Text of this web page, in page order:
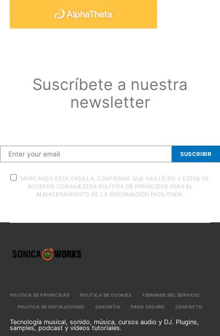
Suscríbete a nuestra
newsletter
SUSCRIBIR
MARCANDO ESTA CASILLA, CONFIRMAS QUE HAS LEÍDO Y ESTAS DE
ACUERDO CON NUESTRA POLÍTICA DE PRIVACIDAD PARA EL
ALMACENAMIENTO DE LA INFORMACIÓN FACILITADA.
POLÍTICA DE PRIVACIDAD POLÍTICA DE COOKIES TÉRMINOS DEL SERVICIO
POLÍTICA DE DEVOLUCIONES GARANTÍA PAGO SEGURO CONTACTO
Tecnología musical, sonido, música, cursos audio y DJ. Plugins,
samples, podcast y vídeos tutoriales.